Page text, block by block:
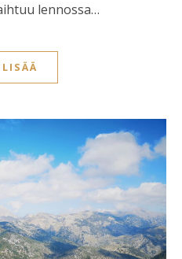
lennossa…